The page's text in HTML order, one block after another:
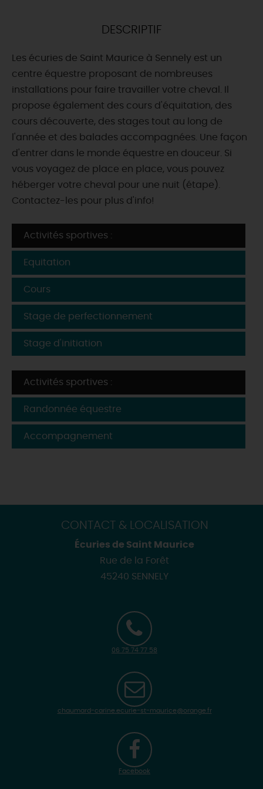
DEMAIN
CETTE SEMAINE
TOUT L'AGENDA
DESCRIPTIF
Les écuries de Saint Maurice à Sennely est un
centre équestre proposant de nombreuses
installations pour faire travailler votre cheval. Il
propose également des cours d'équitation, des
cours découverte, des stages tout au long de
l'année et des balades accompagnées. Une façon
d'entrer dans le monde équestre en douceur. Si
vous voyagez de place en place, vous pouvez
héberger votre cheval pour une nuit (étape).
Contactez-les pour plus d'info!
Activités sportives :
Equitation
Cours
Stage de perfectionnement
Stage d'initiation
Activités sportives :
Randonnée équestre
Accompagnement
CONTACT & LOCALISATION
Écuries de Saint Maurice
Rue de la Forêt
45240 SENNELY
06 75 74 77 58
chaumard-carine.ecurie-st-maurice@orange.fr
Facebook